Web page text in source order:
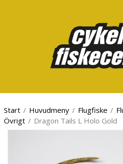
Start / Huvudmeny / Flugfiske /
Övrigt / Dragon Tails L Holo Gold